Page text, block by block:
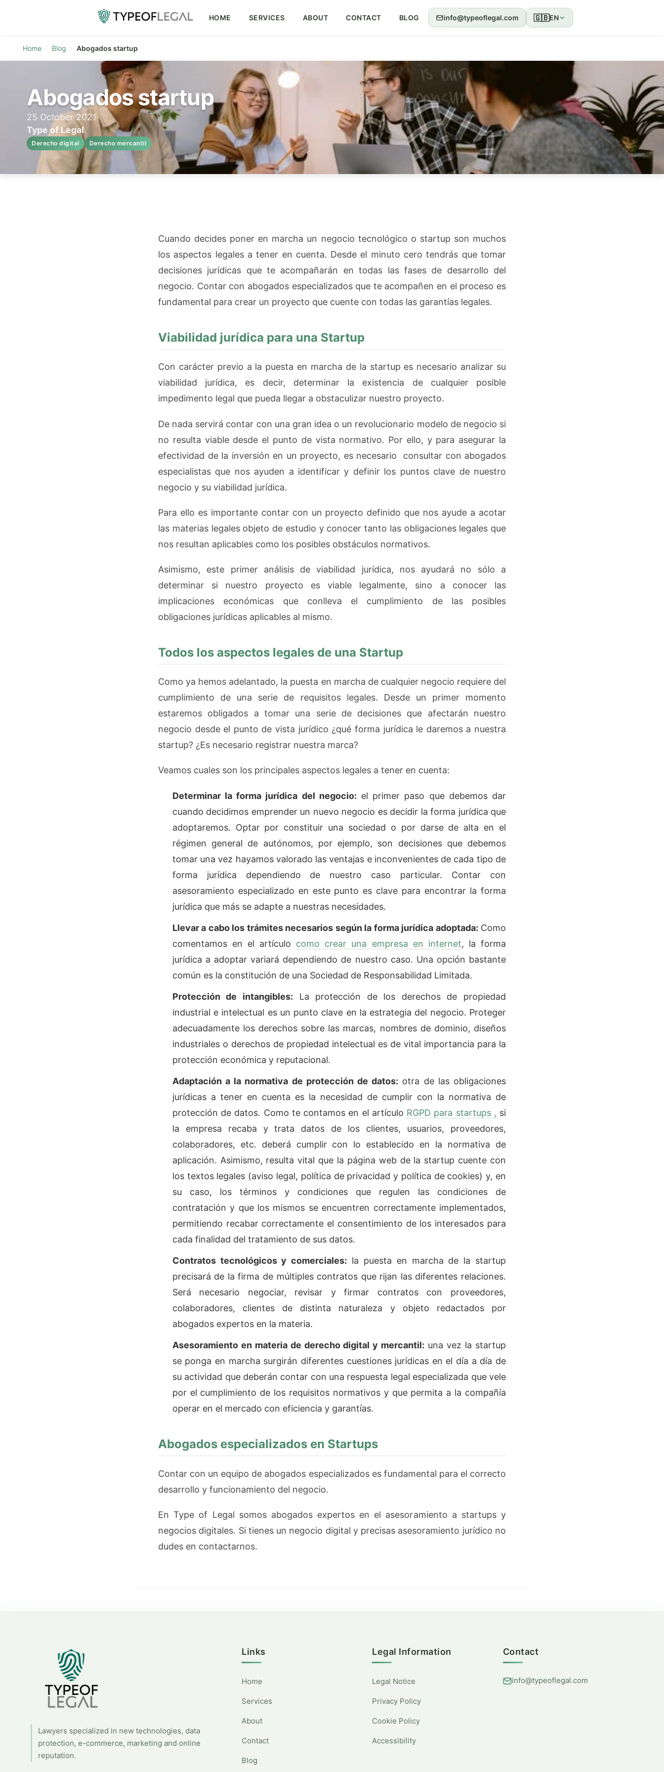
HOME SERVICES ABOUT CONTACT BLOG info@typeoflegal.com 🇬🇧EN
Home Blog Abogados startup
Abogados startup
25 October 2021
Type of Legal
Derecho digital Derecho mercantil
Cuando decides poner en marcha un negocio tecnológico o startup son muchos
los aspectos legales a tener en cuenta. Desde el minuto cero tendrás que tomar
decisiones jurídicas que te acompañarán en todas las fases de desarrollo del
negocio. Contar con abogados especializados que te acompañen en el proceso es
fundamental para crear un proyecto que cuente con todas las garantías legales.
Viabilidad jurídica para una Startup
Con carácter previo a la puesta en marcha de la startup es necesario analizar su
viabilidad jurídica, es decir, determinar la existencia de cualquier posible
impedimento legal que pueda llegar a obstaculizar nuestro proyecto.
De nada servirá contar con una gran idea o un revolucionario modelo de negocio si
no resulta viable desde el punto de vista normativo. Por ello, y para asegurar la
efectividad de la inversión en un proyecto, es necesario consultar con abogados
especialistas que nos ayuden a identificar y definir los puntos clave de nuestro
negocio y su viabilidad jurídica.
Para ello es importante contar con un proyecto definido que nos ayude a acotar
las materias legales objeto de estudio y conocer tanto las obligaciones legales que
nos resultan aplicables como los posibles obstáculos normativos.
Asimismo, este primer análisis de viabilidad jurídica, nos ayudará no sólo a
determinar si nuestro proyecto es viable legalmente, sino a conocer las
implicaciones económicas que conlleva el cumplimiento de las posibles
obligaciones jurídicas aplicables al mismo.
Todos los aspectos legales de una Startup
Como ya hemos adelantado, la puesta en marcha de cualquier negocio requiere del
cumplimiento de una serie de requisitos legales. Desde un primer momento
estaremos obligados a tomar una serie de decisiones que afectarán nuestro
negocio desde el punto de vista jurídico ¿qué forma jurídica le daremos a nuestra
startup? ¿Es necesario registrar nuestra marca?
Veamos cuales son los principales aspectos legales a tener en cuenta:
Determinar la forma jurídica del negocio: el primer paso que debemos dar
cuando decidimos emprender un nuevo negocio es decidir la forma jurídica que
adoptaremos. Optar por constituir una sociedad o por darse de alta en el
régimen general de autónomos, por ejemplo, son decisiones que debemos
tomar una vez hayamos valorado las ventajas e inconvenientes de cada tipo de
forma jurídica dependiendo de nuestro caso particular. Contar con
asesoramiento especializado en este punto es clave para encontrar la forma
jurídica que más se adapte a nuestras necesidades.
Llevar a cabo los trámites necesarios según la forma jurídica adoptada: Como
comentamos en el artículo como crear una empresa en internet, la forma
jurídica a adoptar variará dependiendo de nuestro caso. Una opción bastante
común es la constitución de una Sociedad de Responsabilidad Limitada.
Protección de intangibles: La protección de los derechos de propiedad
industrial e intelectual es un punto clave en la estrategia del negocio. Proteger
adecuadamente los derechos sobre las marcas, nombres de dominio, diseños
industriales o derechos de propiedad intelectual es de vital importancia para la
protección económica y reputacional.
Adaptación a la normativa de protección de datos: otra de las obligaciones
jurídicas a tener en cuenta es la necesidad de cumplir con la normativa de
protección de datos. Como te contamos en el artículo RGPD para startups , si
la empresa recaba y trata datos de los clientes, usuarios, proveedores,
colaboradores, etc. deberá cumplir con lo establecido en la normativa de
aplicación. Asimismo, resulta vital que la página web de la startup cuente con
los textos legales (aviso legal, política de privacidad y política de cookies) y, en
su caso, los términos y condiciones que regulen las condiciones de
contratación y que los mismos se encuentren correctamente implementados,
permitiendo recabar correctamente el consentimiento de los interesados para
cada finalidad del tratamiento de sus datos.
Contratos tecnológicos y comerciales: la puesta en marcha de la startup
precisará de la firma de múltiples contratos que rijan las diferentes relaciones.
Será necesario negociar, revisar y firmar contratos con proveedores,
colaboradores, clientes de distinta naturaleza y objeto redactados por
abogados expertos en la materia.
Asesoramiento en materia de derecho digital y mercantil: una vez la startup
se ponga en marcha surgirán diferentes cuestiones jurídicas en el día a día de
su actividad que deberán contar con una respuesta legal especializada que vele
por el cumplimiento de los requisitos normativos y que permita a la compañía
operar en el mercado con eficiencia y garantías.
Abogados especializados en Startups
Contar con un equipo de abogados especializados es fundamental para el correcto
desarrollo y funcionamiento del negocio.
En Type of Legal somos abogados expertos en el asesoramiento a startups y
negocios digitales. Si tienes un negocio digital y precisas asesoramiento jurídico no
dudes en contactarnos.
Lawyers specialized in new technologies, data
protection, e-commerce, marketing and online
reputation.
Links
Home
Services
About
Contact
Blog
Legal Information
Legal Notice
Privacy Policy
Cookie Policy
Accessibility
Contact
info@typeoflegal.com